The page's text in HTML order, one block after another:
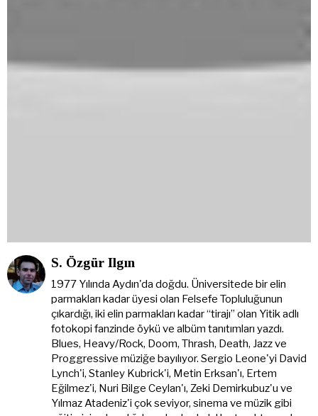
S. Özgür Ilgın
1977 Yılında Aydın'da doğdu. Üniversitede bir elin
parmakları kadar üyesi olan Felsefe Topluluğunun
çıkardığı, iki elin parmakları kadar “tirajı” olan Yitik adlı
fotokopi fanzinde öykü ve albüm tanıtımları yazdı.
Blues, Heavy/Rock, Doom, Thrash, Death, Jazz ve
Proggressive müziğe bayılıyor. Sergio Leone'yi David
Lynch'i, Stanley Kubrick'i, Metin Erksan'ı, Ertem
Eğilmez'i, Nuri Bilge Ceylan'ı, Zeki Demirkubuz'u ve
Yılmaz Atadeniz'i çok seviyor, sinema ve müzik gibi